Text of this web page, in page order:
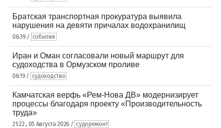
Братская транспортная прокуратура выявила
нарушения на девяти причалах водохранилищ
06:39 / события
Иран и Оман согласовали новый маршрут для
судоходства в Ормузском проливе
06:19 / судоходство
Камчатская верфь «Рем-Нова ДВ» модернизирует
процессы благодаря проекту «Производительность
труда»
21:22 , 05 Августа 2026 / судоремонт